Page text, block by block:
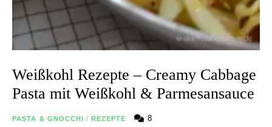
Weißkohl Rezepte – Creamy Cabbage
Pasta mit Weißkohl & Parmesansauce
PASTA & GNOCCHI / REZEPTE 8